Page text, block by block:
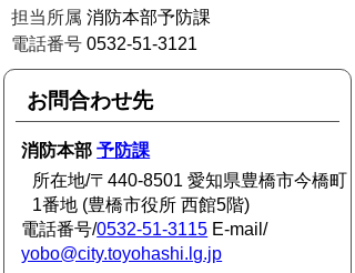
担当所属 消防本部予防課
電話番号 0532-51-3121
お問合わせ先
消防本部予防課
所在地/〒440-8501 愛知県豊橋市今橋町
1番地 (豊橋市役所 西館5階)
電話番号/0532-51-3115 E-mail/
yobo@city.toyohashi.lg.jp